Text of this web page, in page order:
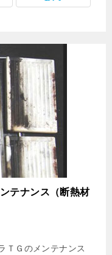
テナンス（断熱材
ＴＧのメンテナンス